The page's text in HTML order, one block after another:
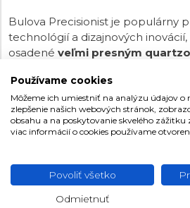
Bulova Precisionist je populárny
technológií a dizajnových
osadené veľmi presným
presnosťou (odchýlka by mala byť
mesiac), ale aj plynulým chodom
Modely tejto kolekcie sa
oceľových puzdier a často je u
hodinky Precisionist majú
Používame cookies
Môžeme ich umiestniť na analýzu údajov o
zlepšenie našich webových stránok,
obsahu a na poskytovanie skvelého
viac informácií o cookies používame
Povoliť všetko
Odmietnuť